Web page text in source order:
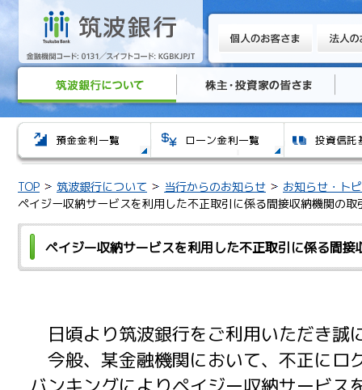
TOP 筑波銀行について 当行からのお知らせ
お知らせ・ト
ペイジー収納サービスを利用した不正取引に係る間接収納機関の取
ペイジー収納サービスを利用した不正取引に係る間
日頃より筑波銀行をご利用いただき誠
今般、某金融機関において、不正にロ